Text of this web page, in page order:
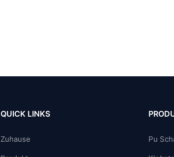
QUICK LINKS
Zuhause Pu